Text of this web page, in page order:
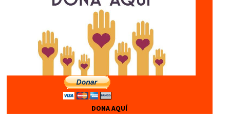
DONA AQUÍ